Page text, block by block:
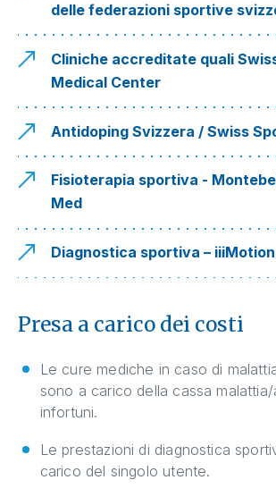
delle federazioni sportive
Cliniche accreditate quali
Medical Center
Antidoping Svizzera / Swiss
Fisioterapia sportiva -
Med
Diagnostica sportiva – iiiMotion
Presa a carico dei costi
Le cure mediche in caso di
sono a carico della cassa
infortuni.
Le prestazioni di diagnostica
carico del singolo utente.